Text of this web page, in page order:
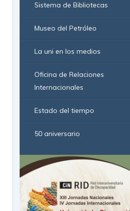
Sistema de Bibliotecas
Museo del Petróleo
La uni en los medios
Oficina de Relaciones
Internacionales
Estado del tiempo
50 aniversario